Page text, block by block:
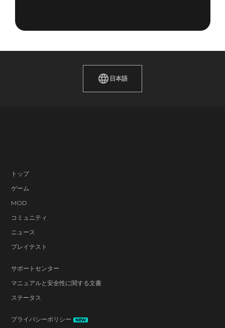
日本語
トップ
ゲーム
MOD
コミュニティ
ニュース
プレイテスト
サポートセンター
マニュアルと安全性に関する文書
ステータス
プライバシーポリシー NEW